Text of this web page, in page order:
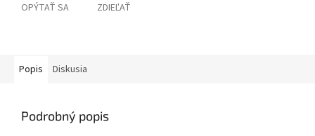
OPÝTAŤ SA ZDIEĽAŤ
Popis Diskusia
Podrobný popis